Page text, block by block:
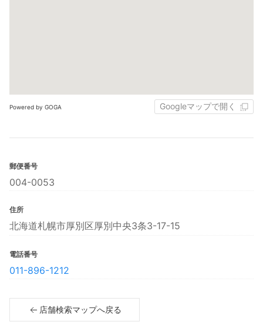
Powered by GOGA Googleマップで開く
郵便番号
004-0053
住所
北海道札幌市厚別区厚別中央3条3-17-15
電話番号
011-896-1212
店舗検索マップへ戻る